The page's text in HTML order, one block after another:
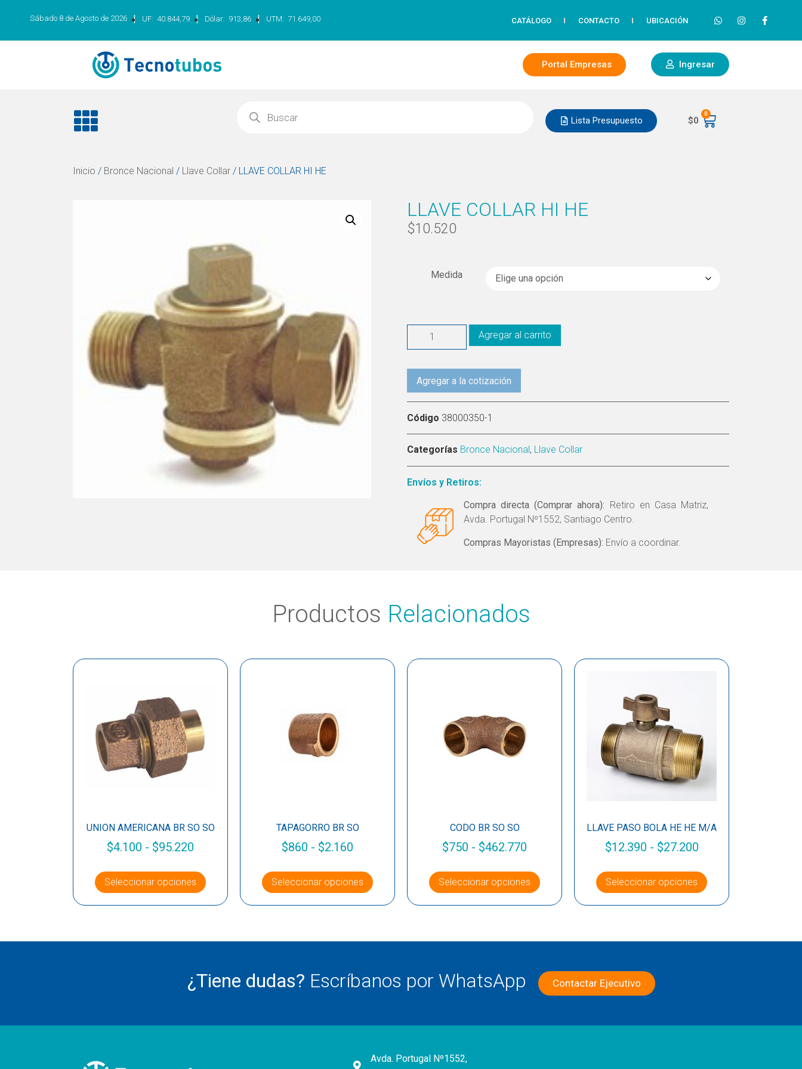
Sábado 8 de Agosto de 2026 | UF: 40.844,79 | Dólar: 913,86 | UTM: 71.649,00 CATÁLOGO CONTACTO UBICACIÓN
Portal Empresas Ingresar
Lista Presupuesto $0
0
Inicio / Bronce Nacional / Llave Collar / LLAVE COLLAR HI HE
LLAVE COLLAR HI HE
$10.520
Medida
Agregar al carrito
Agregar a la cotización
Código 38000350-1
Categorías Bronce Nacional, Llave Collar
Envíos y Retiros:
Compra directa (Comprar ahora): Retiro en Casa Matriz,
Avda. Portugal Nº1552, Santiago Centro.
Compras Mayoristas (Empresas): Envío a coordinar.
Productos Relacionados
UNION AMERICANA BR SO SO
$4.100 - $95.220
Seleccionar opciones
TAPAGORRO BR SO
$860 - $2.160
Seleccionar opciones
CODO BR SO SO
$750 - $462.770
Seleccionar opciones
LLAVE PASO BOLA HE HE M/A
$12.390 - $27.200
Seleccionar opciones
¿Tiene dudas? Escríbanos por WhatsApp Contactar Ejecutivo
Avda. Portugal Nº1552,